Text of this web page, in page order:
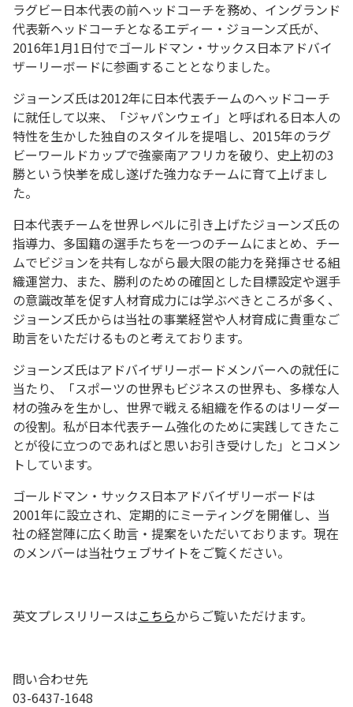
ラグビー日本代表の前ヘッドコーチを務め、イングランド
代表新ヘッドコーチとなるエディー・ジョーンズ氏が、
2016年1月1日付でゴールドマン・サックス日本アドバイ
ザーリーボードに参画することとなりました。
ジョーンズ氏は2012年に日本代表チームのヘッドコーチ
に就任して以来、「ジャパンウェイ」と呼ばれる日本人の
特性を生かした独自のスタイルを提唱し、2015年のラグ
ビーワールドカップで強豪南アフリカを破り、史上初の3
勝という快挙を成し遂げた強力なチームに育て上げまし
た。
日本代表チームを世界レベルに引き上げたジョーンズ氏の
指導力、多国籍の選手たちを一つのチームにまとめ、チー
ムでビジョンを共有しながら最大限の能力を発揮させる組
織運営力、また、勝利のための確固とした目標設定や選手
の意識改革を促す人材育成力には学ぶべきところが多く、
ジョーンズ氏からは当社の事業経営や人材育成に貴重なご
助言をいただけるものと考えております。
ジョーンズ氏はアドバイザリーボードメンバーへの就任に
当たり、「スポーツの世界もビジネスの世界も、多様な人
材の強みを生かし、世界で戦える組織を作るのはリーダー
の役割。私が日本代表チーム強化のために実践してきたこ
とが役に立つのであればと思いお引き受けした」とコメン
トしています。
ゴールドマン・サックス日本アドバイザリーボードは
2001年に設立され、定期的にミーティングを開催し、当
社の経営陣に広く助言・提案をいただいております。現在
のメンバーは当社ウェブサイトをご覧ください。
英文プレスリリースはこちらからご覧いただけます。
問い合わせ先
03-6437-1648